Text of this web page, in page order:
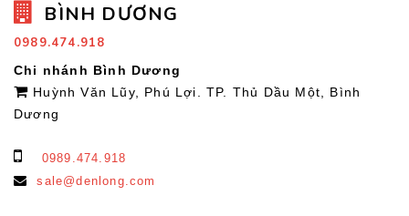
BÌNH DƯƠNG
0989.474.918
Chi nhánh Bình Dương
Huỳnh Văn Lũy, Phú Lợi. TP. Thủ Dầu Một, Bình
Dương
0989.474.918
sale@denlong.com